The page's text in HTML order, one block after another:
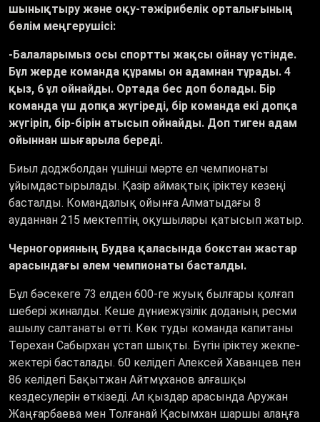
шынықтыру және оқу-тәжірибелік орталығының
бөлім меңгерушісі:
-Балаларымыз осы спортты жақсы ойнау үстінде.
Бұл жерде команда құрамы он адамнан тұрады. 4
қыз, 6 ұл ойнайды. Ортада бес доп болады. Бір
команда үш допқа жүгіреді, бір команда екі допқа
жүгіріп, бір-бірін атысып ойнайды. Доп тиген адам
ойыннан шығарыла береді.
Биыл доджболдан үшінші мәрте ел чемпионаты
ұйымдастырылады. Қазір аймақтық іріктеу кезеңі
басталды. Командалық ойынға Алматыдағы 8
ауданнан 215 мектептің оқушылары қатысып жатыр.
Черногорияның Будва қаласында бокстан жастар
арасындағы әлем чемпионаты басталды.
Бұл бәсекеге 73 елден 600-ге жуық былғары қолғап
шебері жиналды. Кеше дүниежүзілік доданың ресми
ашылу салтанаты өтті. Көк туды команда капитаны
Төрехан Сабырхан ұстап шықты. Бүгін іріктеу жекпе-
жектері басталады. 60 келідегі Алексей Хаванцев пен
86 келідегі Бақытжан Айтмұханов алғашқы
кездесулерін өткізеді. Ал қыздар арасында Аружан
Жаңғарбаева мен Толғанай Қасымхан шаршы алаңға